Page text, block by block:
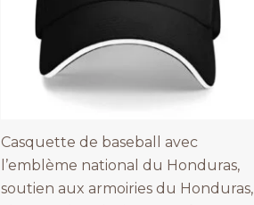
Casquette de baseball avec
l’emblème national du Honduras,
soutien aux armoiries du Honduras,